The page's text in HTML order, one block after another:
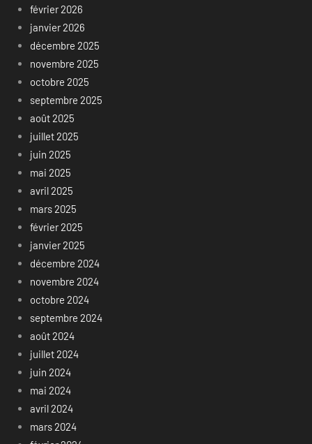
février 2026
janvier 2026
décembre 2025
novembre 2025
octobre 2025
septembre 2025
août 2025
juillet 2025
juin 2025
mai 2025
avril 2025
mars 2025
février 2025
janvier 2025
décembre 2024
novembre 2024
octobre 2024
septembre 2024
août 2024
juillet 2024
juin 2024
mai 2024
avril 2024
mars 2024